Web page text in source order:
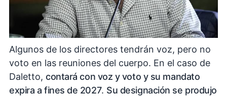
Algunos de los directores tendrán voz, pero no
voto en las reuniones del cuerpo. En el caso de
Daletto, contará con voz y voto y su mandato
expira a fines de 2027. Su designación se produjo